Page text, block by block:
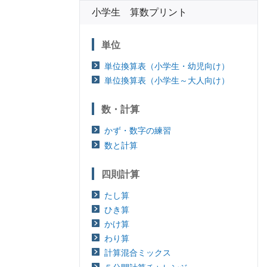
小学生 算数プリント
単位
単位換算表（小学生・幼児向け）
単位換算表（小学生～大人向け）
数・計算
かず・数字の練習
数と計算
四則計算
たし算
ひき算
かけ算
わり算
計算混合ミックス